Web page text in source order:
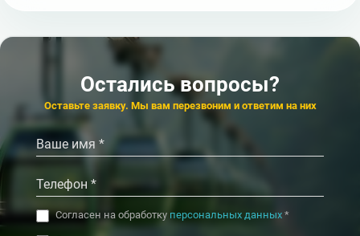
Курортная больница
4.4 Кисловодск
‹ ›
Сеченова
4.3 Ессентуки
Казахстан
‹ ›
Остались вопросы?
Оставьте заявку. Мы вам перезвоним и ответим на них
Согласен на обработку персональных данных*